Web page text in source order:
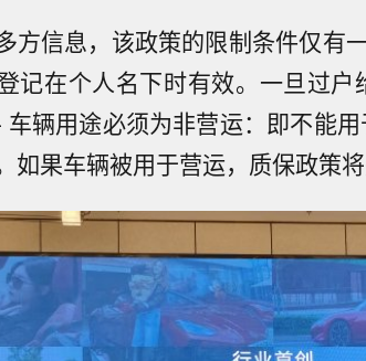
方信息，该政策的限制条件仅有
记在个人名下时有效。一旦过
车辆用途必须为非营运：即不能
如果车辆被用于营运，质保政策将